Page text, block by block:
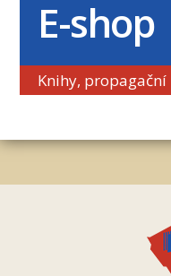
E-shop
Knihy,